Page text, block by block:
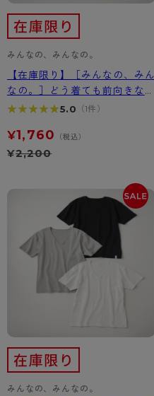
みんなの、みんなの。
【在庫限り】［みんなの、みん
なの。］どう着ても前向きな丸
首Tシャツ
★★★★★
★★★★★5.0 （1件）
¥1,760 （税込）
¥2,200
みんなの、みんなの。